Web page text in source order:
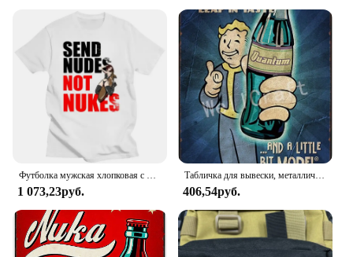
1 073,23руб.
Табличка для вывески, металлическая картина, 3 4 игры Nuke COLA, металлические вывески, настенный постер, декор для дома, комнаты, школы, картина по железу, 8x12 дюймов
406,54руб.